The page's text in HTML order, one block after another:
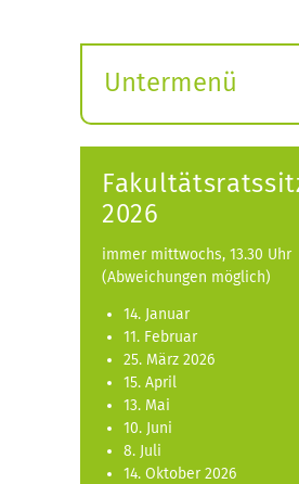
Untermenü
öffnen
2026
immer mittwochs, 13.30 Uhr
(Abweichungen möglich)
14. Januar
11. Februar
25. März 2026
15. April
13. Mai
10. Juni
8. Juli
14. Oktober 2026